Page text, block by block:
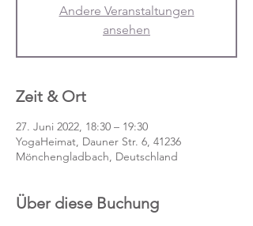
Andere Veranstaltungen
ansehen
Zeit & Ort
27. Juni 2022, 18:30 – 19:30
YogaHeimat, Dauner Str. 6, 41236
Mönchengladbach, Deutschland
Über diese Buchung